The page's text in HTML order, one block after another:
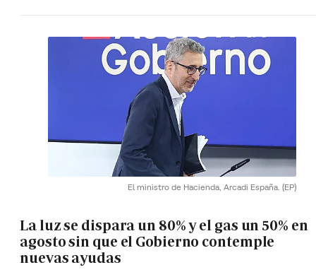
El ministro de Hacienda, Arcadi España. (EP)
La luz se dispara un 80% y el gas un 50% en
agosto sin que el Gobierno contemple
nuevas ayudas